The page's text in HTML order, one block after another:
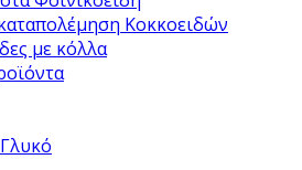
Κοκκοειδών
με κόλλα